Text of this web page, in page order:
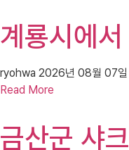
계룡시에
ryohwa 2026년 08월 07일
Read More
금산군 샤